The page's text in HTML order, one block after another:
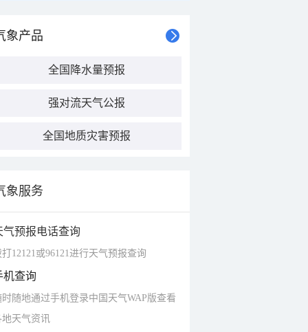
象产品
全国降水量预报
强对流天气公报
全国地质灾害预报
象服务
气预报电话查询
打12121或96121进行天气预报查询
机查询
时随地通过手机登录中国天气WAP版查看
地天气资讯